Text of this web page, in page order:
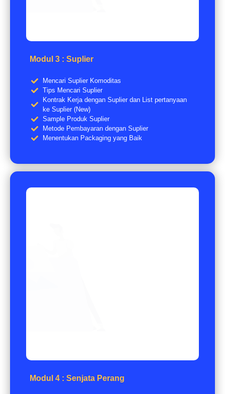
Modul 3 : Suplier
Mencari Suplier Komoditas
Tips Mencari Suplier
Kontrak Kerja dengan Suplier dan List pertanyaan
ke Suplier (New)
Sample Produk Suplier
Metode Pembayaran dengan Suplier
Menentukan Packaging yang Baik
Modul 4 : Senjata Perang